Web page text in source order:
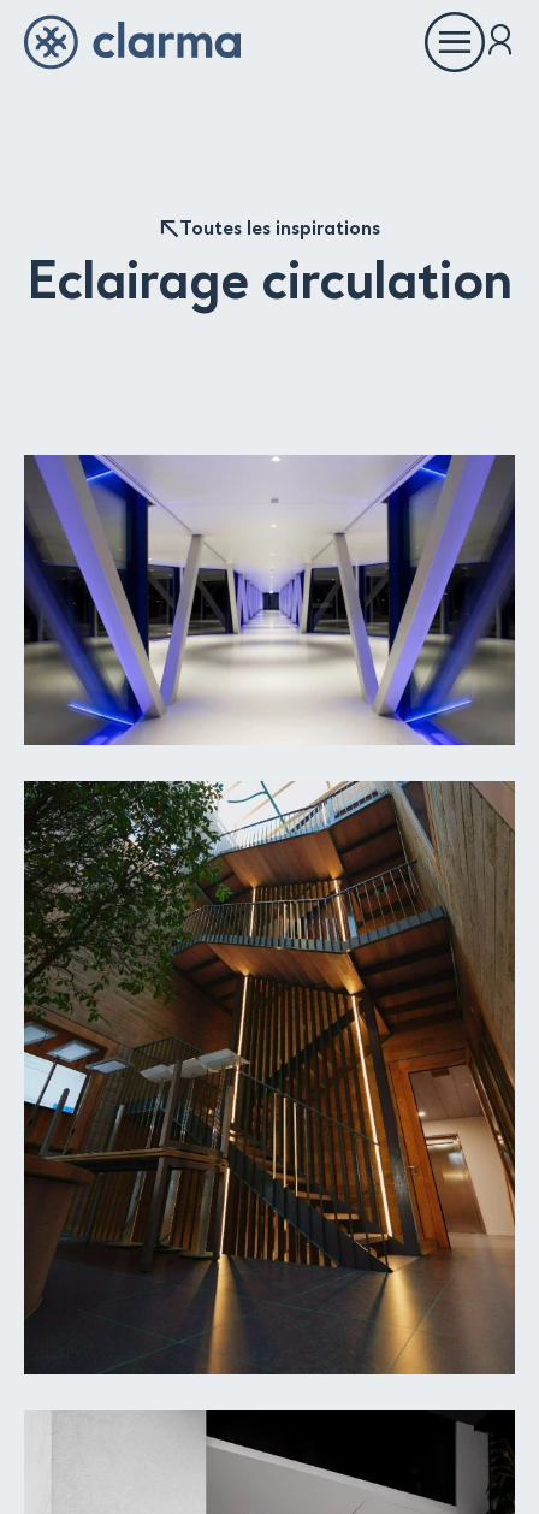
Ouvrir
le
Inspirations
Showrooms
SIÈGE PRINCIPAL
Chemin de Cousson 23
CH – 1032 Romanel-sur-Lausanne
+41 21 320 21 21
LOGISTIQUE
Chemin du Coteau 19
CH-1123 Aclens
Nous contacter
NOUS SUIVRE
FR EN
Toutes les inspirations
Eclairage circulation